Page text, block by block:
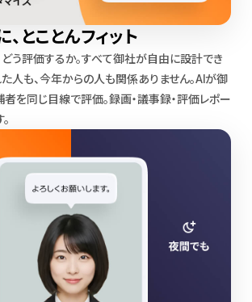
とことんフィット
どう評価するか。すべて御社が自由に設計でき
た人も、今年からの人も関係ありません。AIが御
を同じ目線で評価。録画・議事録・評価レポー